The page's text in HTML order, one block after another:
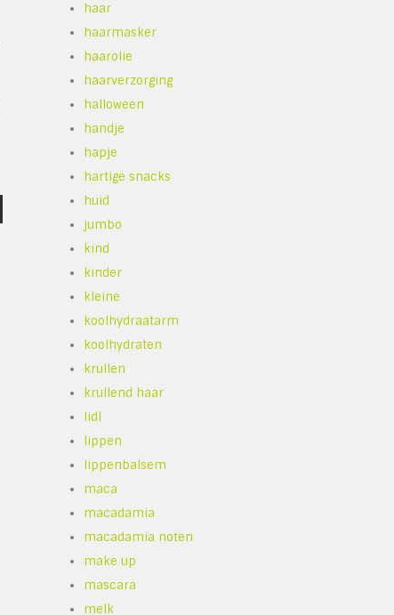
haar
haarmasker
haarolie
haarverzorging
halloween
handje
hapje
hartige snacks
huid
jumbo
kind
kinder
kleine
koolhydraatarm
koolhydraten
krullen
krullend haar
lidl
lippen
lippenbalsem
maca
macadamia
macadamia noten
make up
mascara
melk